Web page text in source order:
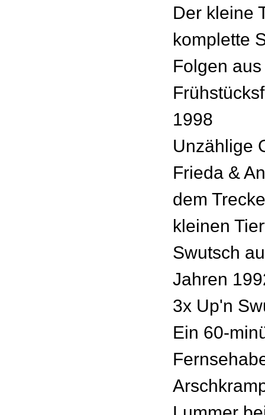
Der kleine
komplette
Folgen
1998
Unzählige
Frieda &
dem
kleinen
Swutsch
Jahren
3x Up'n
Ein 60-